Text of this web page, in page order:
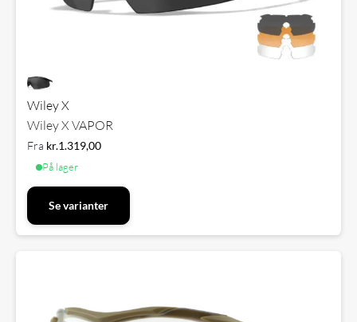
Wiley X
Wiley X VAPOR
Fra kr.1.319,00
På lager
Se varianter